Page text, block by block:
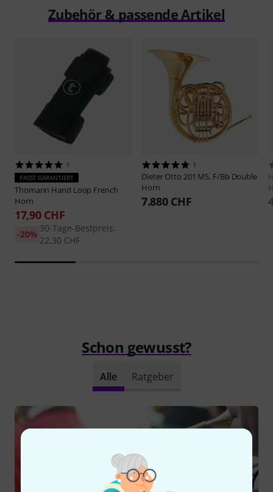
Zubehör & passende Artikel
1
PASST GARANTIERT
Thomann Hand Loop French
Horn
17,90 CHF
30-Tage-Bestpreis:
22,30 CHF
-20%
1
Dieter Otto 201 MS, F/Bb Double
Horn
7.880 CHF
Schon gewusst?
Alle Ratgeber